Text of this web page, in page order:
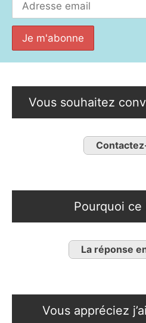
Vous souhaitez
Pourquoi ce
La réponse
Vous appréciez